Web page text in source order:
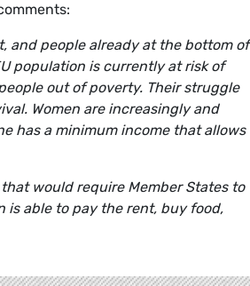
and people already at the bottom of
population is currently at risk of
out of poverty. Their struggle
Women are increasingly and
has a minimum income that allows
would require Member States to
is able to pay the rent, buy food,